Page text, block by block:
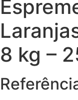
8 kg –